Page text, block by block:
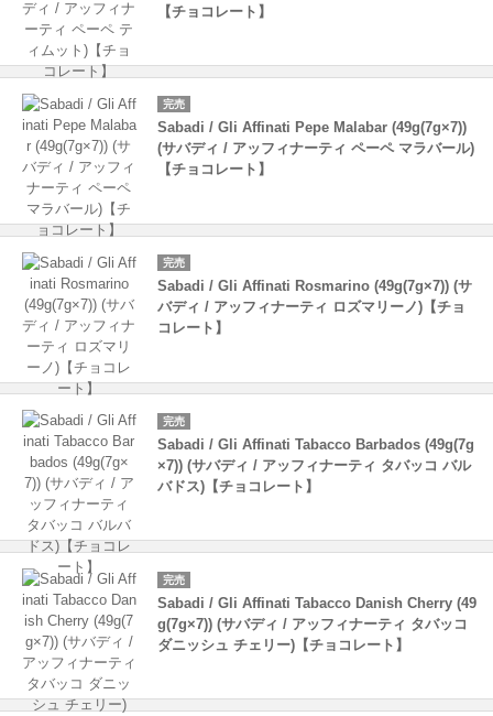
【チョコレート】
完売
Sabadi / Gli Affinati Pepe Malabar (49g(7g×7))
(サバディ / アッフィナーティ ペーペ マラバール)
【チョコレート】
完売
Sabadi / Gli Affinati Rosmarino (49g(7g×7)) (サ
バディ / アッフィナーティ ロズマリーノ)【チョ
コレート】
完売
Sabadi / Gli Affinati Tabacco Barbados (49g(7g
×7)) (サバディ / アッフィナーティ タバッコ バル
バドス)【チョコレート】
完売
Sabadi / Gli Affinati Tabacco Danish Cherry (49
g(7g×7)) (サバディ / アッフィナーティ タバッコ
ダニッシュ チェリー)【チョコレート】